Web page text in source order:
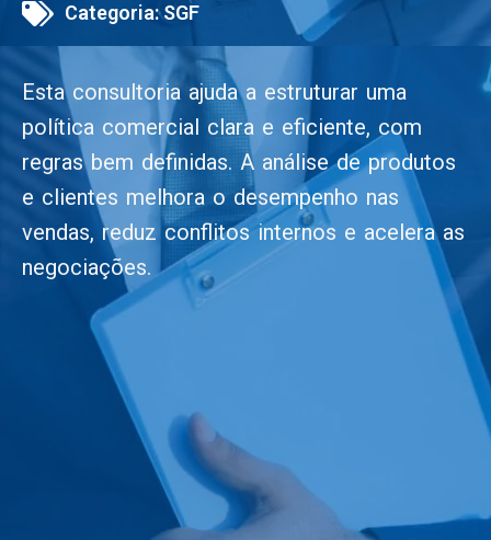
Categoria: SGF
Esta consultoria ajuda a estruturar uma
política comercial clara e eficiente, com
regras bem definidas. A análise de produtos
e clientes melhora o desempenho nas
vendas, reduz conflitos internos e acelera as
negociações.